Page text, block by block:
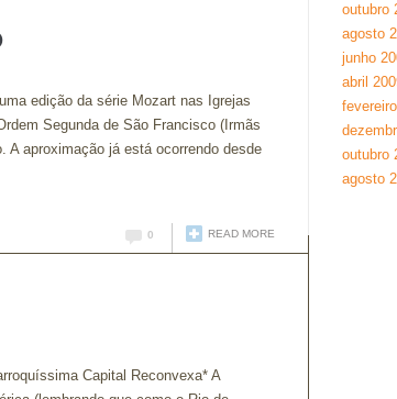
edição da série Mozart nas Igrejas
Segunda de São Francisco (Irmãs
A aproximação já está ocorrendo desde
READ MORE
0
Capital Reconvexa* A
outubro
agosto
junho
abril
outubro
agosto